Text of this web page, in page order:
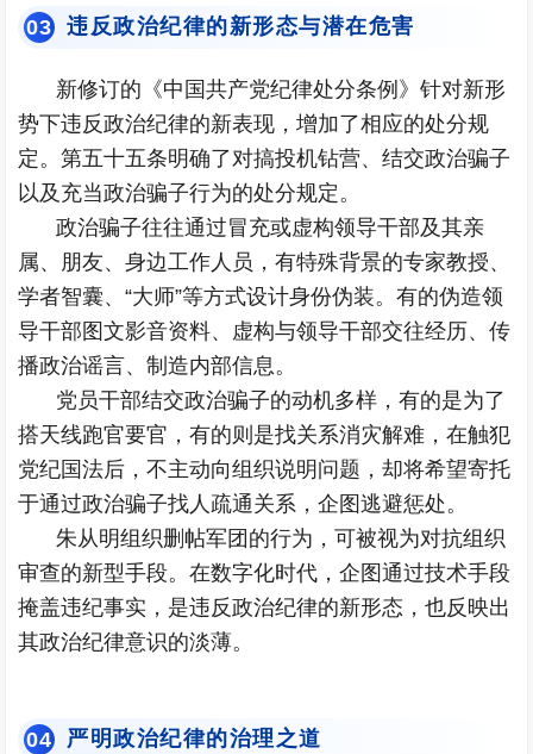
03 违反政治纪律的新形态与潜在危害
新修订的《中国共产党纪律处分条例》针对新形
势下违反政治纪律的新表现，增加了相应的处分规
定。第五十五条明确了对搞投机钻营、结交政治骗子
以及充当政治骗子行为的处分规定。
政治骗子往往通过冒充或虚构领导干部及其亲
属、朋友、身边工作人员，有特殊背景的专家教授、
学者智囊、“大师”等方式设计身份伪装。有的伪造领
导干部图文影音资料、虚构与领导干部交往经历、传
播政治谣言、制造内部信息。
党员干部结交政治骗子的动机多样，有的是为了
搭天线跑官要官，有的则是找关系消灾解难，在触犯
党纪国法后，不主动向组织说明问题，却将希望寄托
于通过政治骗子找人疏通关系，企图逃避惩处。
朱从明组织删帖军团的行为，可被视为对抗组织
审查的新型手段。在数字化时代，企图通过技术手段
掩盖违纪事实，是违反政治纪律的新形态，也反映出
其政治纪律意识的淡薄。
04 严明政治纪律的治理之道